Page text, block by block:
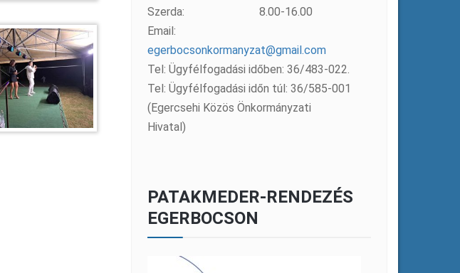
Szerda:
8.00-16.00
Email:
egerbocsonkormanyzat@gmail.com
Tel: Ügyfélfogadási időben: 36/483-022.
Tel: Ügyfélfogadási időn túl: 36/585-001
(Egercsehi Közös Önkormányzati
Hivatal)
PATAKMEDER-RENDEZÉS
EGERBOCSON